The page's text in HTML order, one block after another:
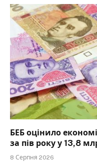
БЕБ оцінило
за пів року у 13,8
8 Серпня 2026